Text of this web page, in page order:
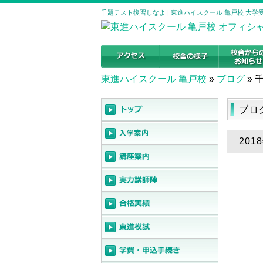
千題テスト復習しなよ | 東進ハイスクール 亀戸校 大学
東進ハイスクール 亀戸校 » ブログ »
ブロ